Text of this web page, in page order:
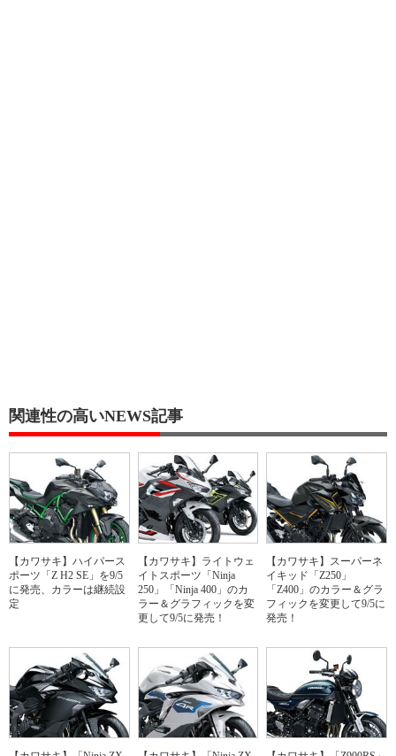
関連性の高いNEWS記事
【カワサキ】ハイパース
ポーツ「Z H2 SE」を9/5
に発売、カラーは継続設
定
【カワサキ】ライトウェ
イトスポーツ「Ninja
250」「Ninja 400」のカ
ラー＆グラフィックを変
更して9/5に発売！
【カワサキ】スーパーネ
イキッド「Z250」
「Z400」のカラー＆グラ
フィックを変更して9/5に
発売！